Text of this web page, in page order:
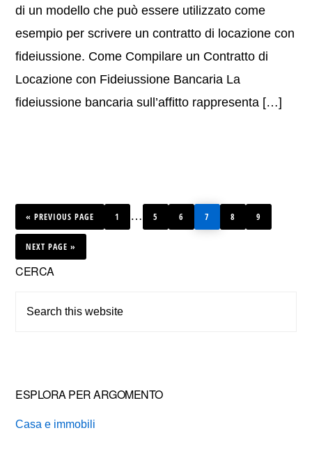
di un modello che può essere utilizzato come
esempio per scrivere un contratto di locazione con
fideiussione. Come Compilare un Contratto di
Locazione con Fideiussione Bancaria La
fideiussione bancaria sull’affitto rappresenta […]
«TO
PREVIOUS PAGE
PAGE
1
Interim
…
PAGE
5
PAGE
6
PAGE
7
PAGE
8
PAGE
9
TO
NEXT PAGE »
Primary
Sidebar
CERCA
ESPLORA PER ARGOMENTO
Casa e immobili